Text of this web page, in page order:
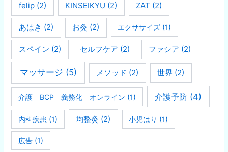
felip (2) KINSEIKYU (2) ZAT (2)
あはき (2) お灸 (2) エクササイズ (1)
スペイン (2) セルフケア (2) ファシア (2)
マッサージ (5) メソッド (2) 世界 (2)
介護 BCP 義務化 オンライン (1) 介護予防 (4)
内科疾患 (1) 均整灸 (2) 小児はり (1)
広告 (1)